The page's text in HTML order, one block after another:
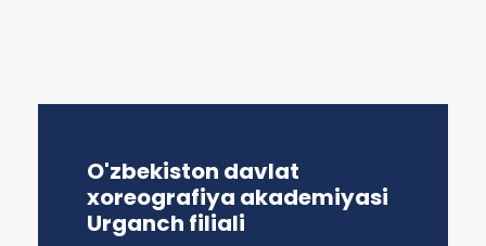
O'zbekiston davlat
xoreografiya akademiyasi
Urganch filiali